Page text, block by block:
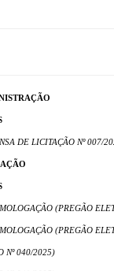
DE LICITAÇÃO Nº 007/
(PREGÃO
(PREGÃO
Nº 040/2025)